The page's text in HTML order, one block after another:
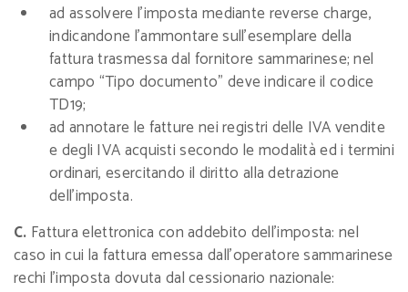
ad assolvere l’imposta mediante reverse charge,
indicandone l’ammontare sull’esemplare della
fattura trasmessa dal fornitore sammarinese; nel
campo “Tipo documento” deve indicare il codice
TD19;
ad annotare le fatture nei registri delle IVA vendite
e degli IVA acquisti secondo le modalità ed i termini
ordinari, esercitando il diritto alla detrazione
dell’imposta.
C. Fattura elettronica con addebito dell’imposta: nel
caso in cui la fattura emessa dall’operatore sammarinese
rechi l’imposta dovuta dal cessionario nazionale: